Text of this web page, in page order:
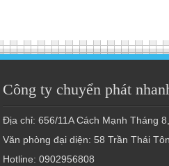
Công ty chuyển phát
Địa chỉ: 656/11A Cách Mạnh Tháng
Văn phòng đại diện: 58 Trần Thái
Hotline: 0902956808